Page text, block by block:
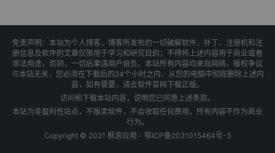
免责声明：本站为个人博客，博客所发布的一切破解软件、补丁、注册机和注
册信息及软件的文章仅限用于学习和研究目的；不得将上述内容用于商业或者
非法用途，否则，一切后果请用户自负。本站所有内容均来自网络，版权争议
与本站无关，您必须在下载后的24个小时之内，从您的电脑中彻底删除上述内
容，如有需要，请去软件官网下载正版。
访问和下载本站内容，说明您已同意上述条款。
本站为非盈利性站点，不贩卖软件，不会收取任何费用，所有内容不作为商业
行为。
Copyright © 2021 枫音应用 - 鄂ICP备2021015464号-3